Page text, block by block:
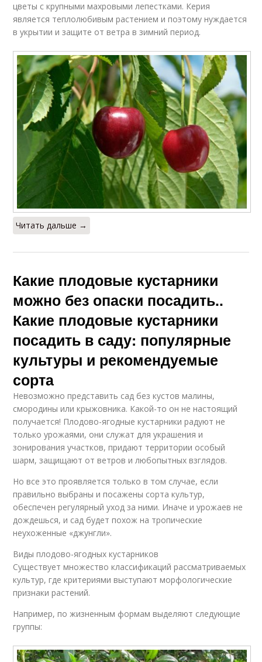
цветы с крупными махровыми лепестками. Керия
является теплолюбивым растением и поэтому нуждается
в укрытии и защите от ветра в зимний период.
Читать дальше →
Какие плодовые кустарники
можно без опаски посадить..
Какие плодовые кустарники
посадить в саду: популярные
культуры и рекомендуемые
сорта
Невозможно представить сад без кустов малины,
смородины или крыжовника. Какой-то он не настоящий
получается! Плодово-ягодные кустарники радуют не
только урожаями, они служат для украшения и
зонирования участков, придают территории особый
шарм, защищают от ветров и любопытных взглядов.
Но все это проявляется только в том случае, если
правильно выбраны и посажены сорта культур,
обеспечен регулярный уход за ними. Иначе и урожаев не
дождешься, и сад будет похож на тропические
неухоженные «джунгли».
Виды плодово-ягодных кустарников
Существует множество классификаций рассматриваемых
культур, где критериями выступают морфологические
признаки растений.
Например, по жизненным формам выделяют следующие
группы: